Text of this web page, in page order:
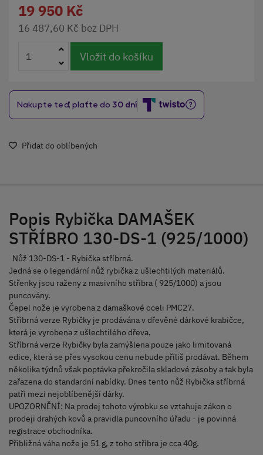
19 950 Kč
16 487,60 Kč bez DPH
Vložit do košíku
Přidat do oblíbených
Popis Rybička DAMAŠEK
STŘÍBRO 130-DS-1 (925/1000)
Nůž 130-DS-1 - Rybička stříbrná.
Jedná se o legendární nůž rybička z ušlechtilých materiálů.
Střenky jsou raženy z masivního stříbra ( 925/1000) a jsou
puncovány.
Čepel nože je vyrobena z damaškové oceli PMC27.
Stříbrná verze Rybičky je prodávána v dřevěné dárkové krabičce,
která je vyrobena z ušlechtilého dřeva.
Stříbrná verze Rybičky byla zamýšlena pouze jako limitovaná
edice, která se přes vysokou cenu nebude příliš prodávat. Během
několika týdnů však poptávka překročila skladové zásoby a tak byla
zařazena do standardní nabídky. Dnes tento nůž Rybička stříbrná
patří mezi nejoblíbenější dárky.
UPOZORNĚNÍ: Na prodej tohoto výrobku se vztahuje zákon o
prodeji drahých kovů a pravidla puncovního úřadu - je povinná
registrace obchodníka.
Přibližná váha nože je 51 g, z toho stříbra je cca 40g.